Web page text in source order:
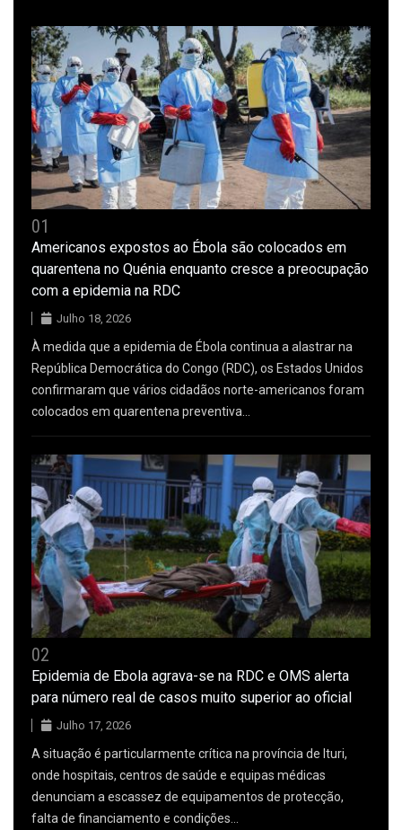
01
Americanos expostos ao Ébola são colocados em
quarentena no Quénia enquanto cresce a preocupação
com a epidemia na RDC
Julho 18, 2026
À medida que a epidemia de Ébola continua a alastrar na
República Democrática do Congo (RDC), os Estados Unidos
confirmaram que vários cidadãos norte-americanos foram
colocados em quarentena preventiva…
02
Epidemia de Ebola agrava-se na RDC e OMS alerta
para número real de casos muito superior ao oficial
Julho 17, 2026
A situação é particularmente crítica na província de Ituri,
onde hospitais, centros de saúde e equipas médicas
denunciam a escassez de equipamentos de protecção,
falta de financiamento e condições…